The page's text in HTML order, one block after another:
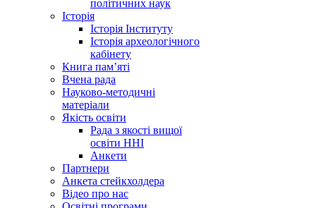
політичних наук
Історія
Історія Інституту
Історія археологічного
кабінету
Книга памʼяті
Вчена рада
Науково-методичні
матеріали
Якість освіти
Рада з якості вищої
освіти ННІ
Анкети
Партнери
Анкета стейкхолдера
Відео про нас